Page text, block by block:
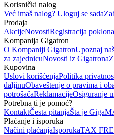
Korisnički nalog
Već imaš nalog? Uloguj se sada
Prodaja
AkcijeNovostiRegistracija poklona
Kompanija Gigatron
O Kompaniji GigatronUpoznaj
za zajednicuNovosti iz Gigatrona
Kupovina
Uslovi korišćenjaPolitika
daljinuObaveštenje o pravima i
potrošačaReklamacijeOsiguranje
Potrebna ti je pomoć?
KontaktČesta pitanjaŠta je
Plaćanje i isporuka
Načini plaćanjaIsporukaTAX